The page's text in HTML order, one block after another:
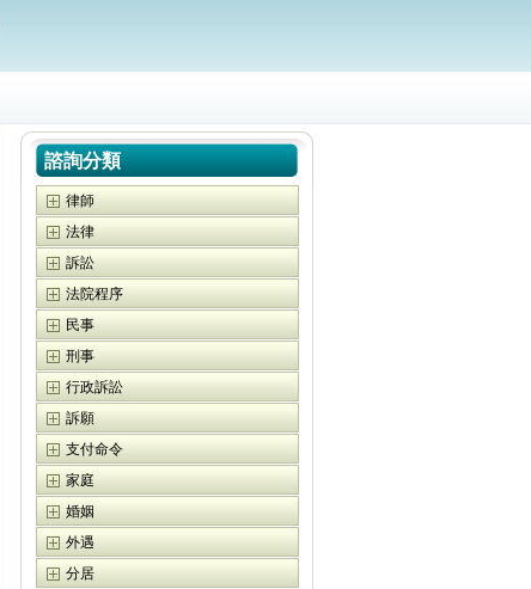
諮詢分類
律師
法律
訴訟
法院程序
民事
刑事
行政訴訟
訴願
支付命令
家庭
婚姻
外遇
分居